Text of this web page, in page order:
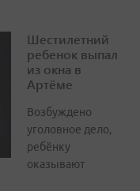
Шестилетний
ребенок выпал
из окна в
Артёме
Возбуждено
уголовное дело,
ребёнку
оказывают